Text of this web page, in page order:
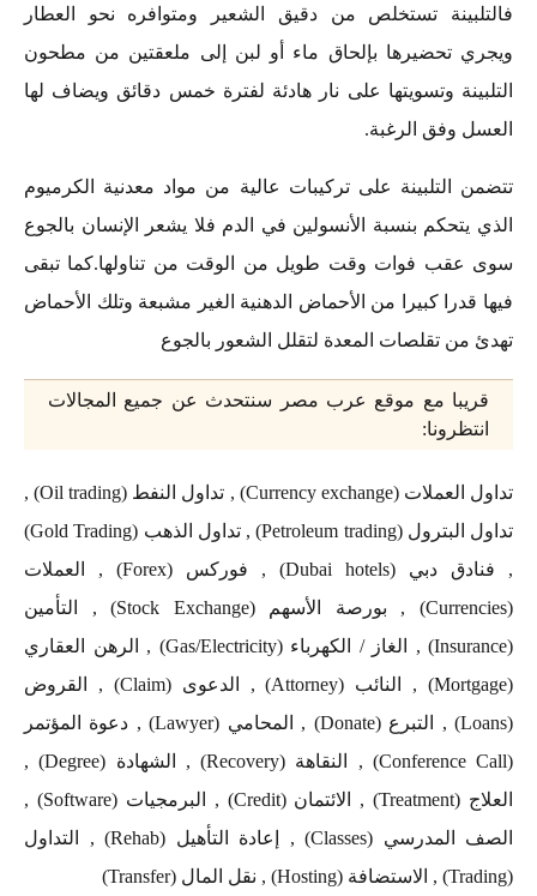
فالتلبينة تستخلص من دقيق الشعير ومتوافره نحو العطار
ويجري تحضيرها بإلحاق ماء أو لبن إلى ملعقتين من مطحون
التلبينة وتسويتها على نار هادئة لفترة خمس دقائق ويضاف لها
العسل وفق الرغبة.
تتضمن التلبينة على تركيبات عالية من مواد معدنية الكرميوم
الذي يتحكم بنسبة الأنسولين في الدم فلا يشعر الإنسان بالجوع
سوى عقب فوات وقت طويل من الوقت من تناولها.كما تبقى
فيها قدرا كبيرا من الأحماض الدهنية الغير مشبعة وتلك الأحماض
تهدئ من تقلصات المعدة لتقلل الشعور بالجوع
قريبا مع موقع عرب مصر سنتحدث عن جميع المجالات
انتظرونا:
تداول العملات (Currency exchange) , تداول النفط (Oil trading) ,
تداول البترول (Petroleum trading) , تداول الذهب (Gold Trading)
, فنادق دبي (Dubai hotels) , فوركس (Forex) , العملات
(Currencies) , بورصة الأسهم (Stock Exchange) , التأمين
(Insurance) , الغاز / الكهرباء (Gas/Electricity) , الرهن العقاري
(Mortgage) , النائب (Attorney) , الدعوى (Claim) , القروض
(Loans) , التبرع (Donate) , المحامي (Lawyer) , دعوة المؤتمر
(Conference Call) , النقاهة (Recovery) , الشهادة (Degree) ,
العلاج (Treatment) , الائتمان (Credit) , البرمجيات (Software) ,
الصف المدرسي (Classes) , إعادة التأهيل (Rehab) , التداول
(Trading) , الاستضافة (Hosting) , نقل المال (Transfer)